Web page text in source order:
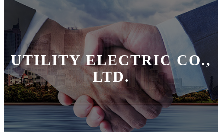
UTILITY ELECTRIC CO.,
LTD.